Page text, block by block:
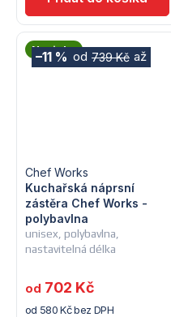
Novinkaod 739 Kč až
–11 %
unisex, polybavlna,
nastavitelná délka
Kuchařská náprsní
zástěra Chef Works -
polybavlna
Chef Works
od 580 Kč bez DPH
od 702 Kč